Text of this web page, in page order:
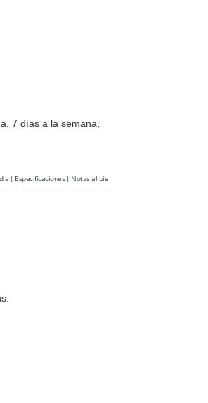
7 días a la semana,
| Especificaciones | Notas al pie